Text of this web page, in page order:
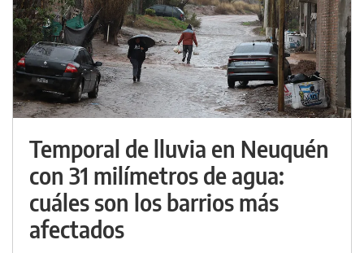
Temporal de lluvia en Neuquén
con 31 milímetros de agua:
cuáles son los barrios más
afectados